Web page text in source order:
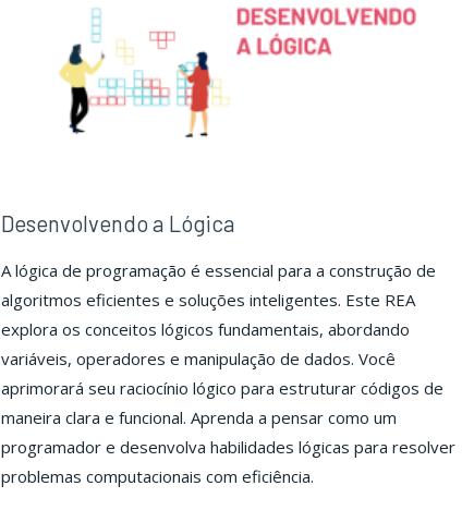
Desenvolvendo a Lógica
A lógica de programação é essencial para a construção de
algoritmos eficientes e soluções inteligentes. Este REA
explora os conceitos lógicos fundamentais, abordando
variáveis, operadores e manipulação de dados. Você
aprimorará seu raciocínio lógico para estruturar códigos de
maneira clara e funcional. Aprenda a pensar como um
programador e desenvolva habilidades lógicas para resolver
problemas computacionais com eficiência.